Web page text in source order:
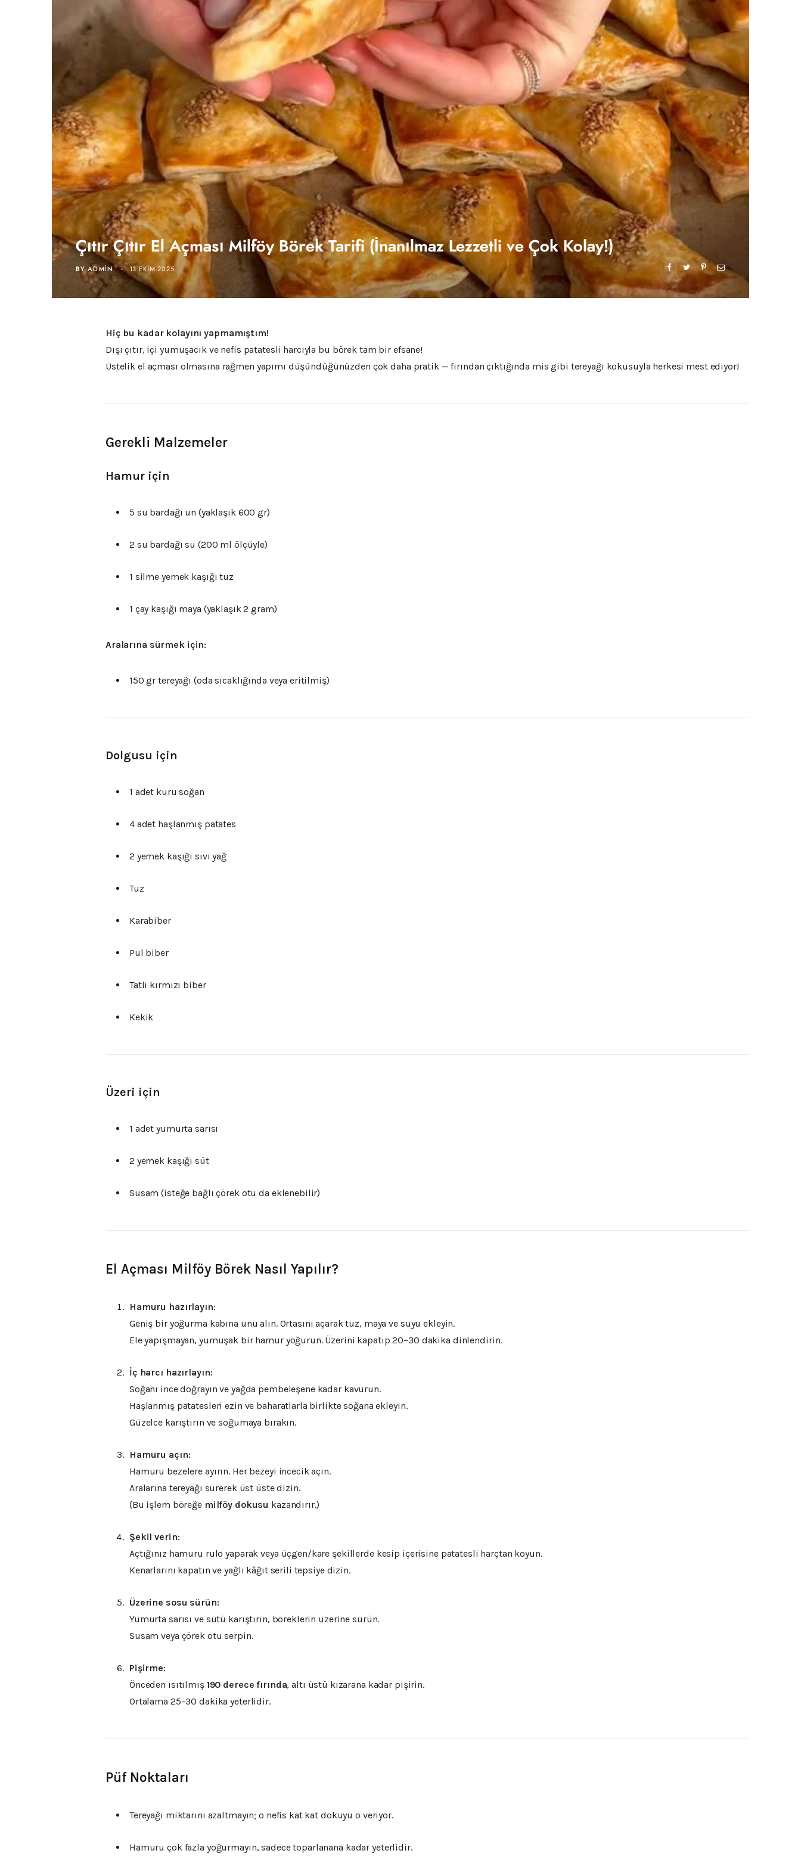
Çıtır Çıtır El Açması Milföy Börek Tarifi (İnanılmaz Lezzetli ve Çok Kolay!)
BY ADMIN 13 EKIM 2025
Hiç bu kadar kolayını yapmamıştım!
Dışı çıtır, içi yumuşacık ve nefis patatesli harcıyla bu börek tam bir efsane!
Üstelik el açması olmasına rağmen yapımı düşündüğünüzden çok daha pratik — fırından çıktığında mis gibi tereyağı kokusuyla herkesi mest ediyor!
Gerekli Malzemeler
Hamur için
5 su bardağı un (yaklaşık 600 gr)
2 su bardağı su (200 ml ölçüyle)
1 silme yemek kaşığı tuz
1 çay kaşığı maya (yaklaşık 2 gram)
Aralarına sürmek için:
150 gr tereyağı (oda sıcaklığında veya eritilmiş)
Dolgusu için
1 adet kuru soğan
4 adet haşlanmış patates
2 yemek kaşığı sıvı yağ
Tuz
Karabiber
Pul biber
Tatlı kırmızı biber
Kekik
Üzeri için
1 adet yumurta sarısı
2 yemek kaşığı süt
Susam (isteğe bağlı çörek otu da eklenebilir)
El Açması Milföy Börek Nasıl Yapılır?
Hamuru hazırlayın:
Geniş bir yoğurma kabına unu alın. Ortasını açarak tuz, maya ve suyu ekleyin.
Ele yapışmayan, yumuşak bir hamur yoğurun. Üzerini kapatıp 20–30 dakika dinlendirin.
İç harcı hazırlayın:
Soğanı ince doğrayın ve yağda pembeleşene kadar kavurun.
Haşlanmış patatesleri ezin ve baharatlarla birlikte soğana ekleyin.
Güzelce karıştırın ve soğumaya bırakın.
Hamuru açın:
Hamuru bezelere ayırın. Her bezeyi incecik açın.
Aralarına tereyağı sürerek üst üste dizin.
(Bu işlem böreğe milföy dokusu kazandırır.)
Şekil verin:
Açtığınız hamuru rulo yaparak veya üçgen/kare şekillerde kesip içerisine patatesli harçtan koyun.
Kenarlarını kapatın ve yağlı kâğıt serili tepsiye dizin.
Üzerine sosu sürün:
Yumurta sarısı ve sütü karıştırın, böreklerin üzerine sürün.
Susam veya çörek otu serpin.
Pişirme:
Önceden ısıtılmış 190 derece fırında, altı üstü kızarana kadar pişirin.
Ortalama 25–30 dakika yeterlidir.
Püf Noktaları
Tereyağı miktarını azaltmayın; o nefis kat kat dokuyu o veriyor.
Hamuru çok fazla yoğurmayın, sadece toparlanana kadar yeterlidir.